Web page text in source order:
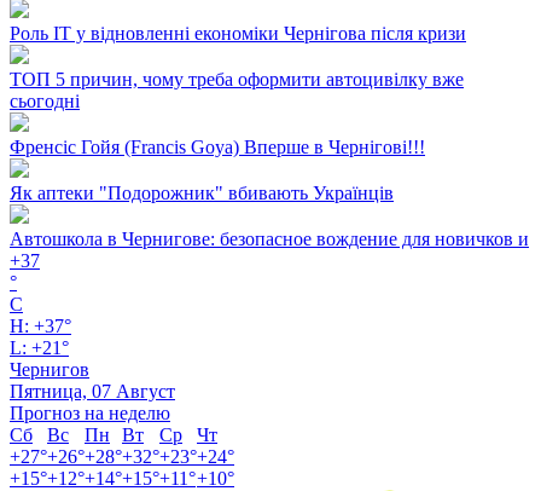
Роль ІТ у відновленні економіки Чернігова після кризи
ТОП 5 причин, чому треба оформити автоцивілку вже
сьогодні
Френсіс Гойя (Francis Goya) Вперше в Чернігові!!!
Як аптеки "Подорожник" вбивають Українців
Автошкола в Чернигове: безопасное вождение для новичков и
+37
°
C
H: +37°
L: +21°
Чернигов
Пятница, 07 Август
Прогноз на неделю
Сб
Вс Пн Вт Ср
Чт
+27°+26°+28°+32°+23°+24°
+15°+12°+14°+15°+11°+10°